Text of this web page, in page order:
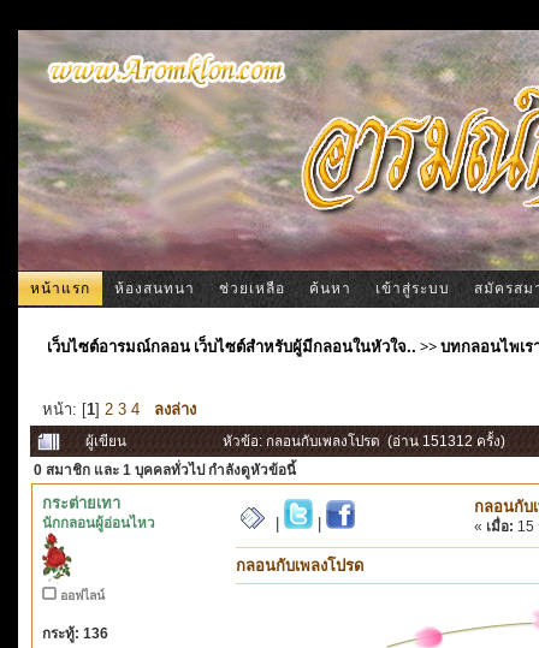
หน้าแรก ห้องสนทนา ช่วยเหลือ ค้นหา เข้าสู่ระบบ สมัครสม
เว็บไซต์อารมณ์กลอน เว็บไซต์สำหรับผู้มีกลอนในหัวใจ.. >>บทกลอนไพเร
หน้า: [1] 2 3 4 ลงล่าง
ผู้เขียน
หัวข้อ: กลอนกับเพลงโปรด (อ่าน 151312 ครั้ง)
0 สมาชิก และ 1 บุคคลทั่วไป กำลังดูหัวข้อนี้
กระต่ายเทา
นักกลอนผู้อ่อนไหว
ออฟไลน์
กระทู้: 136
กลอนกับ
« เมื่อ: 15
กลอนกับเพลงโปรด